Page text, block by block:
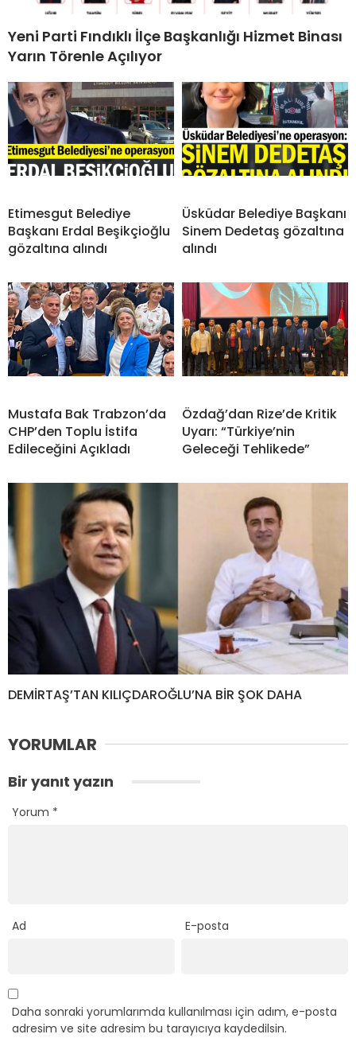
Yeni Parti Fındıklı İlçe Başkanlığı Hizmet Binası
Yarın Törenle Açılıyor
Etimesgut Belediye
Başkanı Erdal Beşikçioğlu
gözaltına alındı
Üsküdar Belediye Başkanı
Sinem Dedetaş gözaltına
alındı
Mustafa Bak Trabzon’da
CHP’den Toplu İstifa
Edileceğini Açıkladı
Özdağ’dan Rize’de Kritik
Uyarı: “Türkiye’nin
Geleceği Tehlikede”
DEMİRTAŞ’TAN KILIÇDAROĞLU’NA BİR ŞOK DAHA
YORUMLAR
Bir yanıt yazın
Yorum *
Ad E-posta
Daha sonraki yorumlarımda kullanılması için adım, e-posta
adresim ve site adresim bu tarayıcıya kaydedilsin.